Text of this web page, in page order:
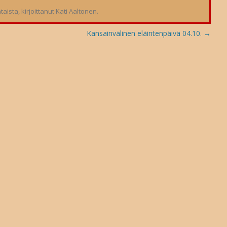
, kirjoittanut Kati Aaltonen.
Kansainvälinen eläintenpäivä 04.10. →